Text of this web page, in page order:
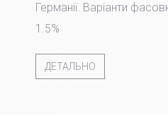
Германії. Варіанти
1.5%
ДЕТАЛЬНО